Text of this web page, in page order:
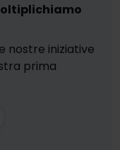
nostre iniziative
prima